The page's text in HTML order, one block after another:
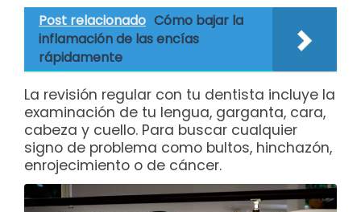
Post relacionado Cómo bajar la
inflamación de las encías
rápidamente
La revisión regular con tu dentista incluye la
examinación de tu lengua, garganta, cara,
cabeza y cuello. Para buscar cualquier
signo de problema como bultos, hinchazón,
enrojecimiento o de cáncer.